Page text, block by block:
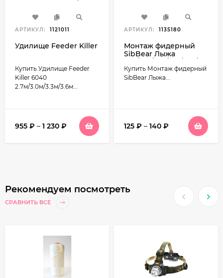
АРТИКУЛ: 1121011
Удилище Feeder Killer
Купить Удилище Feeder
Killer 6040
2.7м/3.0м/3.3м/3.6м...
955 ₽ – 1 230 ₽
АРТИКУЛ: 1135180
Монтаж фидерный
SibBear Лыжа
Купить Монтаж фидерный
SibBear Лыжа...
125 ₽ – 140 ₽
Рекомендуем посмотреть
СРАВНИТЬ ВСЕ